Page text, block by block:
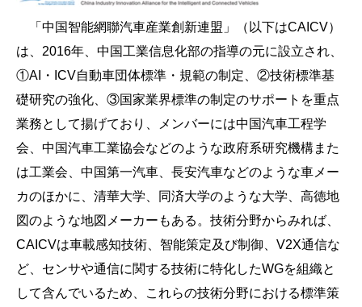
「中国智能網聯汽車産業創新連盟」（以下はCAICV）
は、2016年、中国工業信息化部の指導の元に設立され、
①AI・ICV自動車団体標準・規範の制定、②技術標準基
礎研究の強化、③国家業界標準の制定のサポートを重点
業務として揚げており、メンバーには中国汽車工程学
会、中国汽車工業協会などのような政府系研究機構また
は工業会、中国第一汽車、長安汽車などのような車メー
カのほかに、清華大学、同済大学のような大学、高徳地
図のような地図メーカーもある。技術分野からみれば、
CAICVは車載感知技術、智能策定及び制御、V2X通信な
ど、センサや通信に関する技術に特化したWGを組織と
して含んでいるため、これらの技術分野における標準策